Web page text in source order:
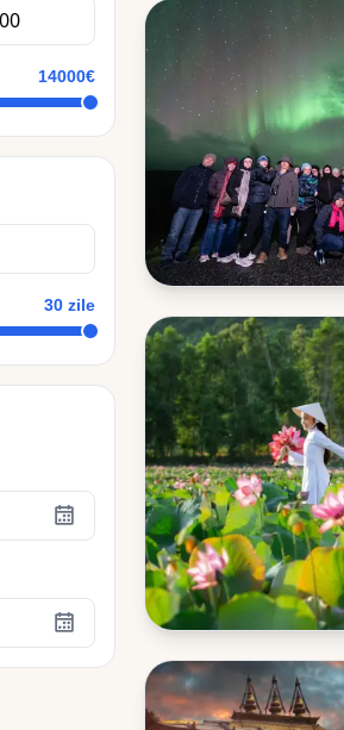
14000€
30 zile